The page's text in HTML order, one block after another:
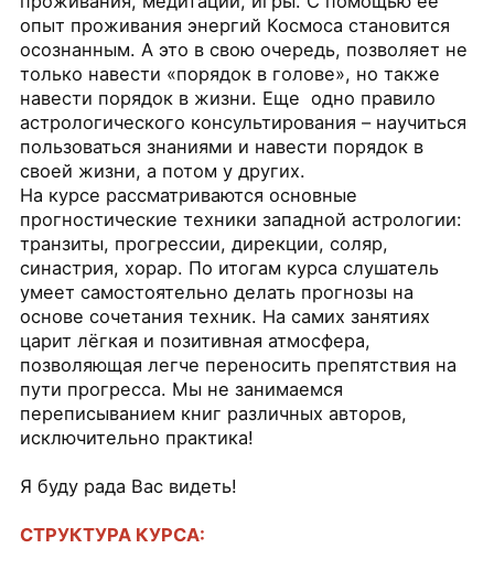
опыт проживания энергий Космоса становится
осознанным. А это в свою очередь, позволяет не
только навести «порядок в голове», но также
навести порядок в жизни. Еще одно правило
астрологического консультирования – научиться
пользоваться знаниями и навести порядок в
своей жизни, а потом у других.
На курсе рассматриваются основные
прогностические техники западной астрологии:
транзиты, прогрессии, дирекции, соляр,
синастрия, хорар. По итогам курса слушатель
умеет самостоятельно делать прогнозы на
основе сочетания техник. На самих занятиях
царит лёгкая и позитивная атмосфера,
позволяющая легче переносить препятствия на
пути прогресса. Мы не занимаемся
переписыванием книг различных авторов,
исключительно практика!
Я буду рада Вас видеть!
СТРУКТУРА КУРСА: